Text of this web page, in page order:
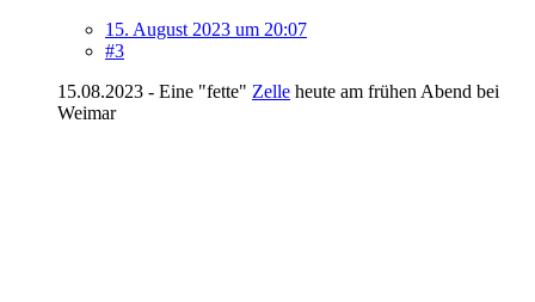
15. August 2023 um 20:07
#3
15.08.2023 - Eine "fette" Zelle heute am frühen Abend bei
Weimar